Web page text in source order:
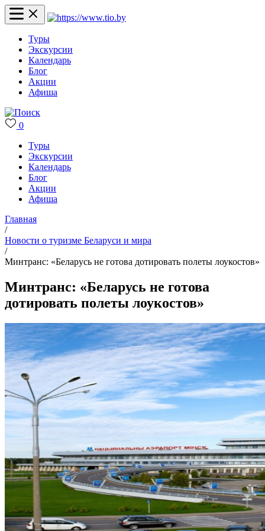
Туры
Экскурсии
Календарь
Блог
Акции
Афиша
0
Туры
Экскурсии
Календарь
Блог
Акции
Афиша
Главная
/
Новости о туризме Беларуси и мира
/
Минтранс: «Беларусь не готова дотировать полеты лоукостов»
Минтранс: «Беларусь не готова
дотировать полеты лоукостов»